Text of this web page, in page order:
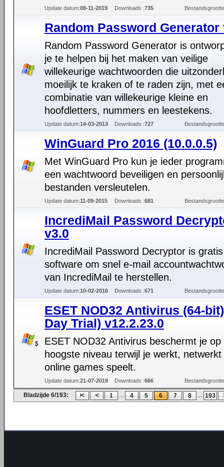
Update datum:08-11-2019 Downloads :735
Random Password Generator
Random Password Generator is
je te helpen bij het maken van veilige
willekeurige wachtwoorden die
moeilijk te kraken of te raden zijn, met
combinatie van willekeurige kleine en
hoofdletters, nummers en leestekens.
Update datum:14-03-2013 Downloads :727
WinGuard Pro 2016 (10.0.0.5)
Met WinGuard Pro kun je ieder
een wachtwoord beveiligen en
bestanden versleutelen.
Update datum:11-09-2015 Downloads :681
IncrediMail Password
v3.0
IncrediMail Password Decryptor is gratis
software om snel e-mail
van IncrediMail te herstellen.
Update datum:10-02-2016 Downloads :671
ESET NOD32 Antivirus (64-
Day Trial) v12.2.23.0
ESET NOD32 Antivirus beschermt je op
hoogste niveau terwijl je werkt, netwerkt
online games speelt.
Update datum:21-07-2019 Downloads :666
Bladzijde 6/193: 1 ... 4 5 6 7 8 ... 193